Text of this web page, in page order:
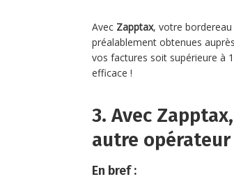
Avec Zapptax, votre
préalablement obtenues
vos factures soit supérieure à
efficace !
3. Avec
autre opérateur
En bref :